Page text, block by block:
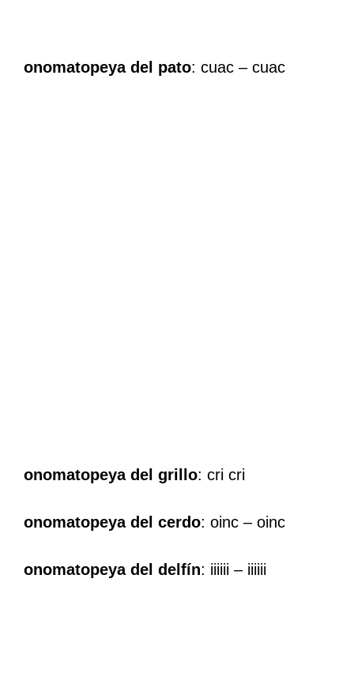
onomatopeya del pato: cuac – cuac
onomatopeya del grillo: cri cri
onomatopeya del cerdo: oinc – oinc
onomatopeya del delfín: iiiiii – iiiiii